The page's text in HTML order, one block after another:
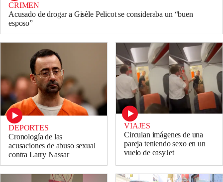
CRIMEN
Acusado de drogar a Gisèle Pelicot se consideraba un “buen
esposo”
DEPORTES
Cronología de las
acusaciones de abuso sexual
contra Larry Nassar
VIAJES
Circulan imágenes de una
pareja teniendo sexo en un
vuelo de easyJet